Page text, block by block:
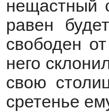
нещастный
равен
свободен
него
свою
сретенье